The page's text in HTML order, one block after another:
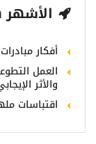
الأشهر
أفكار
العمل
والأثر
اقتباسات